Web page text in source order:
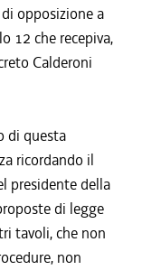
opposizione a
12 che recepiva,
Calderoni
di questa
ricordando il
presidente della
di legge
tavoli, che non
non